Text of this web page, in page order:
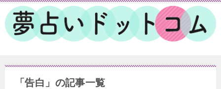
「告白」の記事一覧